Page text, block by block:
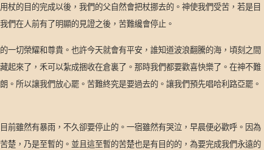
杖的目的完成以後，我們的父自然會把杖挪去的。神使我們受苦，若是目
們在人前有了明顯的見證之後，苦難纔會停止。
一切榮耀和尊貴。也許今天就會有平安，誰知道波浪翻騰的海，頃刻之間
起來了，禾可以紮成捆收在倉裏了。那時我們都要歡喜快樂了。在神不難
所以讓我們放心罷。苦難終究是要過去的。讓我們預先唱哈利路亞罷。
前雖然有暴雨，不久卻要停止的。一宿雖然有哭泣，早晨便必歡呼。因為
楚，乃是至暫的。並且這至暫的苦楚也是有目的的，為要完成我們永遠的